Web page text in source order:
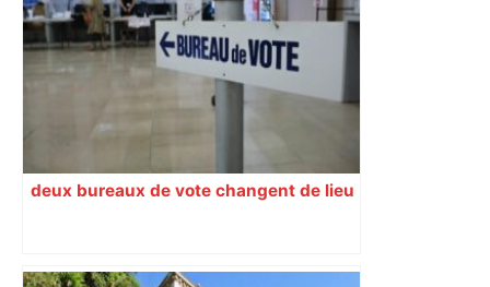
deux bureaux de vote changent de lieu